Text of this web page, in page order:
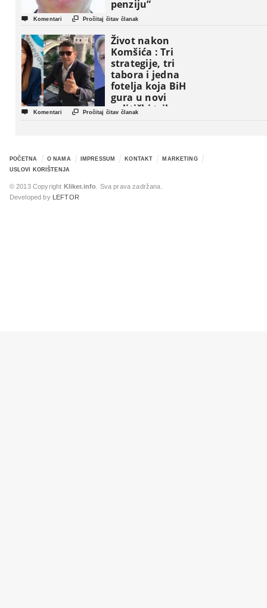
penziju”
 Komentari  Pročitaj čitav članak
Život nakon
Komšića : Tri
strategije, tri
tabora i jedna
fotelja koja BiH
gura u novi
politički triler
 Komentari  Pročitaj čitav članak
POČETNA O NAMA IMPRESSUM KONTAKT
MARKETING
USLOVI KORIŠTENJA
© 2013 Copyright Kliker.info . Sva prava zadržana.
Developed by
LEFTOR